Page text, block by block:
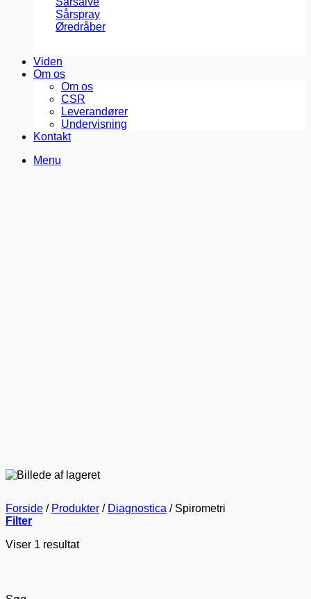
Sårspray
Øredråber
Viden
Om os
Om os
CSR
Leverandører
Undervisning
Kontakt
Menu
Forside / Produkter / Diagnostica /Spirometri
Filter
Viser 1 resultat